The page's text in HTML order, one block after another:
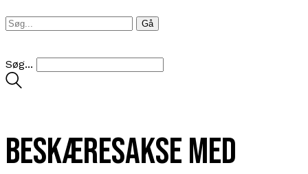
Søg...
Beskæresakse med